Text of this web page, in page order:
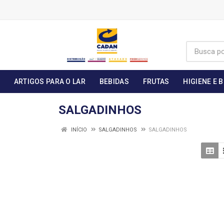
ARTIGOS PARA O LAR BEBIDAS FRUTAS HIGIENE E
SALGADINHOS
INÍCIO SALGADINHOS SALGADINHOS